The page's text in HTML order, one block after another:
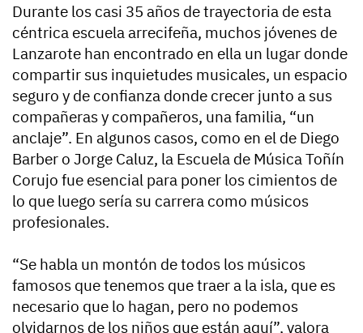
Durante los casi 35 años de trayectoria de esta
céntrica escuela arrecifeña, muchos jóvenes de
Lanzarote han encontrado en ella un lugar donde
compartir sus inquietudes musicales, un espacio
seguro y de confianza donde crecer junto a sus
compañeras y compañeros, una familia, “un
anclaje”. En algunos casos, como en el de Diego
Barber o Jorge Caluz, la Escuela de Música Toñín
Corujo fue esencial para poner los cimientos de
lo que luego sería su carrera como músicos
profesionales.
“Se habla un montón de todos los músicos
famosos que tenemos que traer a la isla, que es
necesario que lo hagan, pero no podemos
olvidarnos de los niños que están aquí”, valora